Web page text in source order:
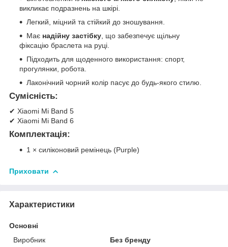
викликає подразнень на шкірі.
Легкий, міцний та стійкий до зношування.
Має надійну застібку , що забезпечує щільну
фіксацію браслета на руці.
Підходить для щоденного використання: спорт,
прогулянки, робота.
Лаконічний чорний колір пасує до будь-якого стилю.
Сумісність:
✔ Xiaomi Mi Band 5
✔ Xiaomi Mi Band 6
Комплектація:
1 × силіконовий ремінець (Purple)
Приховати
Характеристики
Основні
Виробник
Без бренду